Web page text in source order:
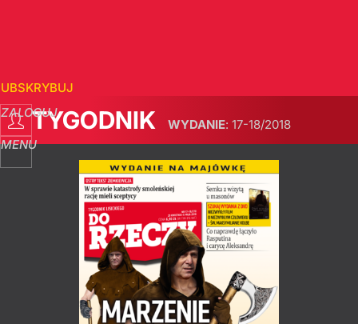
ZALOGUJ
MENU
TYGODNIK WYDANIE: 17-18/2018